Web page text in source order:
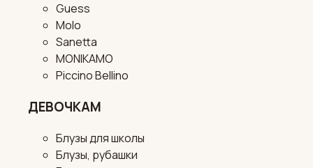
Guess
Molo
Sanetta
MONIKAMO
Piccino Bellino
ДЕВОЧКАМ
Блузы для школы
Блузы, рубашки